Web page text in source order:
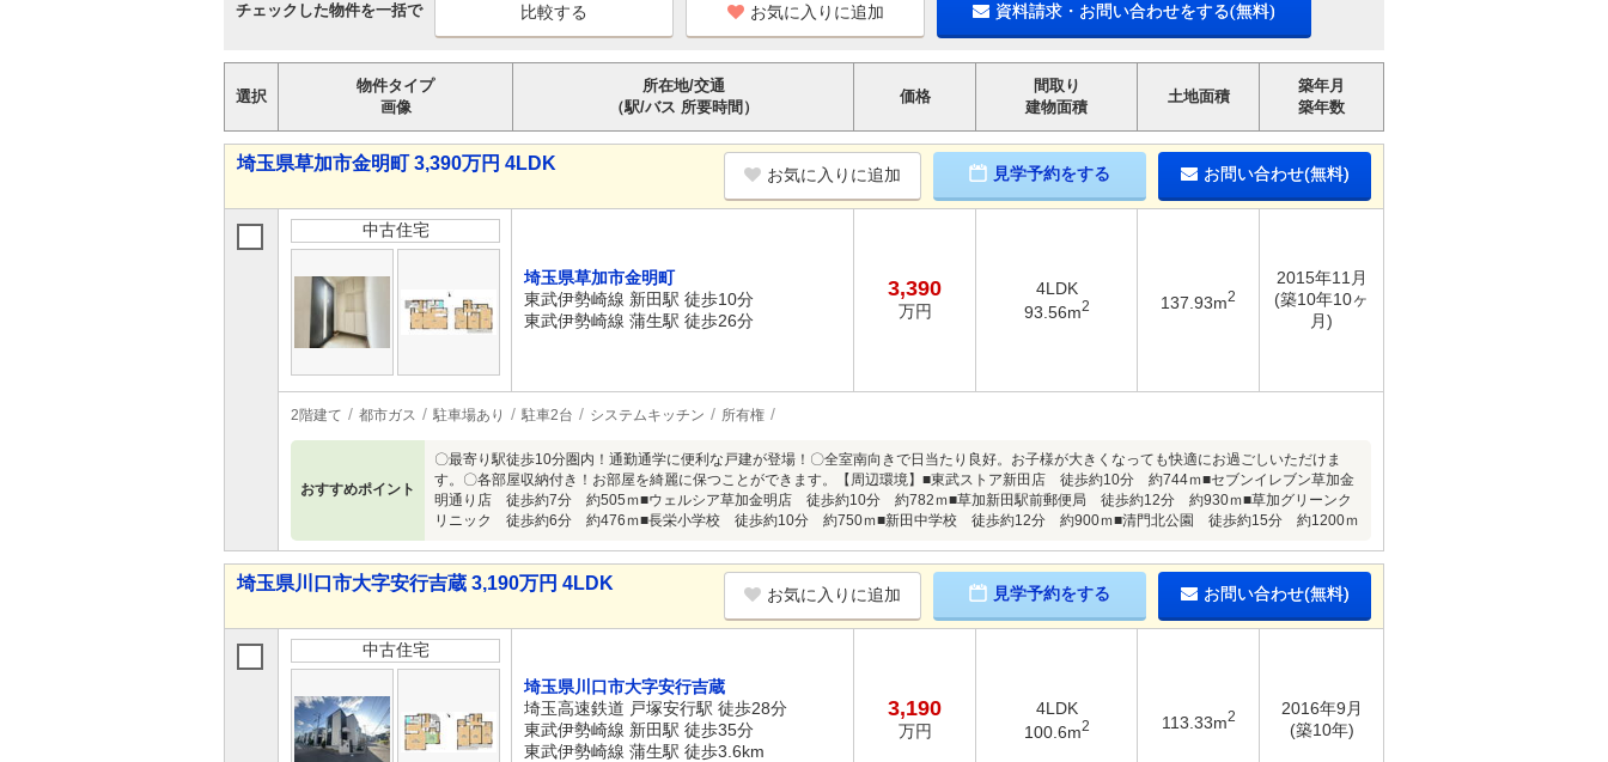
チェックした物件を一括で お気に入りに追加 資料請求・お問い合わせをする(無料)
選択
物件タイプ
画像
所在地/交通
（駅/バス 所要時間）
価格
間取り
建物面積
土地面積
築年月
築年数
埼玉県草加市金明町 3,390万円 4LDK
お気に入りに追加 見学予約をする お問い合わせ(無料)
中古住宅
埼玉県草加市金明町
東武伊勢崎線 新田駅 徒歩10分
東武伊勢崎線 蒲生駅 徒歩26分
3,390
万円
4LDK
93.56m2 137.93m2
2015年11月
(築10年10ヶ
月)
2階建て 都市ガス 駐車場あり 駐車2台 システムキッチン 所有権
おすすめポイント
〇最寄り駅徒歩10分圏内！通勤通学に便利な戸建が登場！〇全室南向きで日当たり良好。お子様が大きくなっても快適にお過ごしいただけま
す。〇各部屋収納付き！お部屋を綺麗に保つことができます。【周辺環境】■東武ストア新田店 徒歩約10分 約744ｍ■セブンイレブン草加金
明通り店 徒歩約7分 約505ｍ■ウェルシア草加金明店 徒歩約10分 約782ｍ■草加新田駅前郵便局 徒歩約12分 約930ｍ■草加グリーンク
リニック 徒歩約6分 約476ｍ■長栄小学校 徒歩約10分 約750ｍ■新田中学校 徒歩約12分 約900ｍ■清門北公園 徒歩約15分 約1200ｍ
埼玉県川口市大字安行吉蔵 3,190万円 4LDK
お気に入りに追加 見学予約をする お問い合わせ(無料)
中古住宅
埼玉県川口市大字安行吉蔵
埼玉高速鉄道 戸塚安行駅 徒歩28分
東武伊勢崎線 新田駅 徒歩35分
東武伊勢崎線 蒲生駅 徒歩3.6km
3,190
万円
4LDK
100.6m2 113.33m2
2016年9月
(築10年)